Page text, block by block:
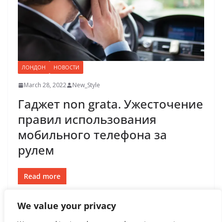
We value your privacy
ЛОНДОН НОВОСТИ
March 28, 2022 New_Style
Гаджет non grata. Ужесточение
правил использования
мобильного телефона за
рулем
Read more